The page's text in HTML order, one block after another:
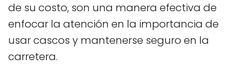
de su costo, son una manera efectiva de
enfocar la atención en la importancia de
usar cascos y mantenerse seguro en la
carretera.